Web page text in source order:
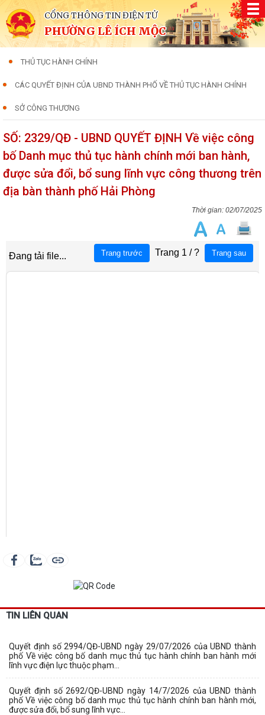
CỔNG THÔNG TIN ĐIỆN TỬ
PHƯỜNG LÊ ÍCH MỘC
THỦ TỤC HÀNH CHÍNH
CÁC QUYẾT ĐỊNH CỦA UBND THÀNH PHỐ VỀ THỦ TỤC HÀNH CHÍNH
SỞ CÔNG THƯƠNG
SỐ: 2329/QĐ - UBND QUYẾT ĐỊNH Về việc công
bố Danh mục thủ tục hành chính mới ban hành,
được sửa đổi, bổ sung lĩnh vực công thương trên
địa bàn thành phố Hải Phòng
02/07/2025
TIN LIÊN QUAN
Quyết định số 2994/QĐ-UBND ngày 29/07/2026 của UBND thành
phố Về việc công bố danh mục thủ tục hành chính ban hành mới
lĩnh vực điện lực thuộc phạm...
Quyết định số 2692/QĐ-UBND ngày 14/7/2026 của UBND thành
phố Về việc công bố danh mục thủ tục hành chính ban hành mới,
được sửa đổi, bổ sung lĩnh vực...